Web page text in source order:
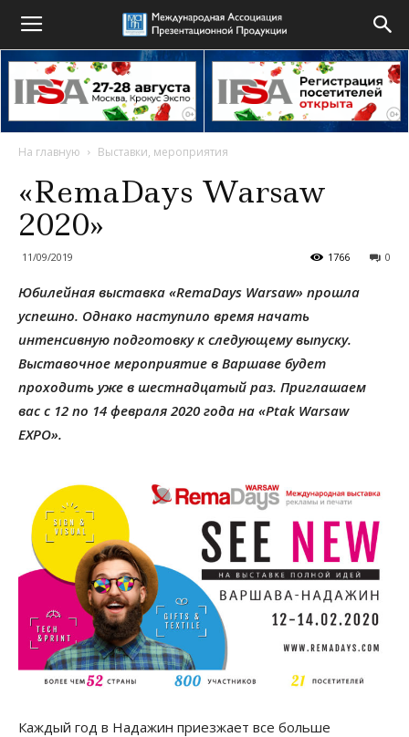
На главную Выставки, мероприятия
«RemaDays Warsaw
2020»
11/09/2019 0
1766
Юбилейная выставка «RemaDays Warsaw» прошла
успешно. Однако наступило время начать
интенсивную подготовку к следующему выпуску.
Выставочное мероприятие в Варшаве будет
проходить уже в шестнадцатый раз. Приглашаем
вас с 12 по 14 февраля 2020 года на «Ptak Warsaw
EXPO».
Каждый год в Надажин приезжает все больше